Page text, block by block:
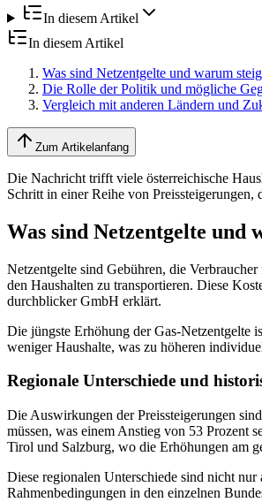
In diesem Artikel
In diesem Artikel
Was sind Netzentgelte und warum
Die Rolle der Politik und mögliche
Vergleich mit anderen Ländern und
Zum Artikelanfang
Die Nachricht trifft viele österreichische
Schritt in einer Reihe von
Was sind Netzentgelte und
Netzentgelte sind Gebühren, die
den Haushalten zu transportieren. Diese
durchblicker GmbH erklärt.
Die jüngste Erhöhung der Gas-Netzentgelte
weniger Haushalte, was zu höheren
Regionale Unterschiede und
Die Auswirkungen der Preissteigerungen
müssen, was einem Anstieg von 53 Prozent
Tirol und Salzburg, wo die Erhöhungen am
Diese regionalen Unterschiede sind nicht
Rahmenbedingungen in den einzelnen